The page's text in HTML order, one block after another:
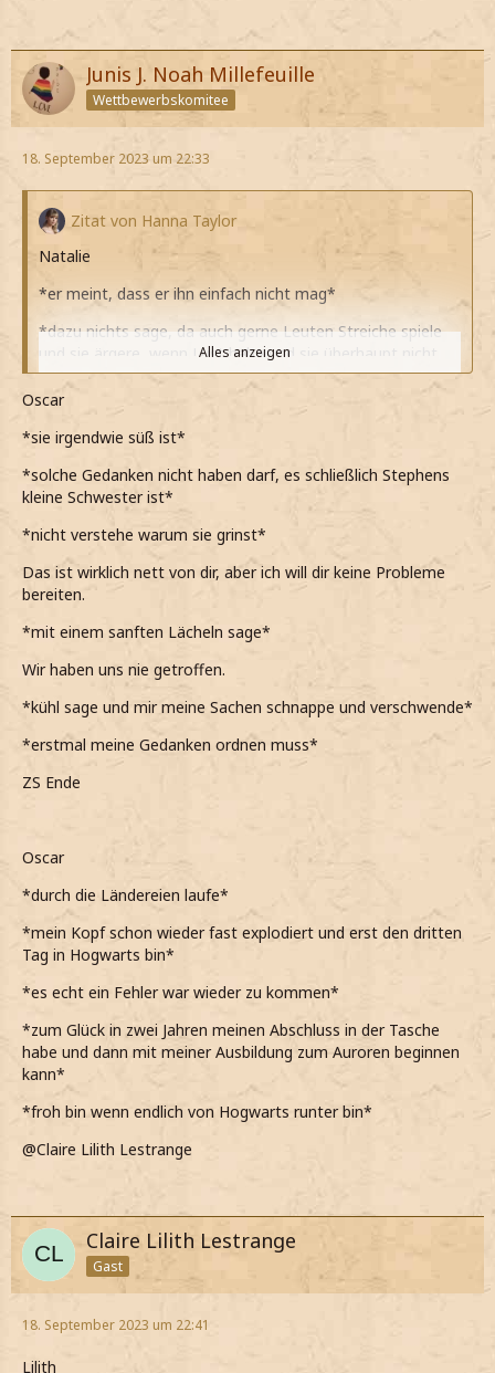
Junis J. Noah Millefeuille
Wettbewerbskomitee
18. September 2023 um 22:33
Zitat von Hanna Taylor
Natalie
*er meint, dass er ihn einfach nicht mag*
*dazu nichts sage, da auch gerne Leuten Streiche spiele
und sie ärgere, wenn Lust habe und sie überhaupt nicht
leiden kann*
*das bei Oscar aber irgendwie nicht der Fall wäre*
*er meint, dass Lilith ihn geliebt hat, es aber immer ein
paar Differenzen gab und die Trennung von seiner Seite
kam*
Ah okay
*sage, allerdings etwas grinsen muss, auch wenn nicht
genau weiß wieso*
Kein Ding
*ebenfalls lächelnd sage, als er sich bei mir bedankt*
Sag mir Bescheid, falls mein Bruder dir wieder etwas
*dieser Satz irgendwie etwas unbeabsichtigt aus meinem
Mund herauskommt*
*sofort etwas rot werde*
*er mir irgendwie gerade sehr wichtig wird*
*allerdings keine Ahnung habe was das für Gefühle hier
gerade sind und wie ich diese einordnen soll*
*diese Gefühle, die hier gerade habe, bis jetzt nämlich
noch nie hatte*
Alles anzeigen
Oscar
*sie irgendwie süß ist*
*solche Gedanken nicht haben darf, es schließlich Stephens
kleine Schwester ist*
*nicht verstehe warum sie grinst*
Das ist wirklich nett von dir, aber ich will dir keine Probleme
bereiten.
*mit einem sanften Lächeln sage*
Wir haben uns nie getroffen.
*kühl sage und mir meine Sachen schnappe und verschwende*
*erstmal meine Gedanken ordnen muss*
ZS Ende
Oscar
*durch die Ländereien laufe*
*mein Kopf schon wieder fast explodiert und erst den dritten
Tag in Hogwarts bin*
*es echt ein Fehler war wieder zu kommen*
*zum Glück in zwei Jahren meinen Abschluss in der Tasche
habe und dann mit meiner Ausbildung zum Auroren beginnen
kann*
*froh bin wenn endlich von Hogwarts runter bin*
@Claire Lilith Lestrange
Claire Lilith Lestrange
Gast
18. September 2023 um 22:41
Lilith